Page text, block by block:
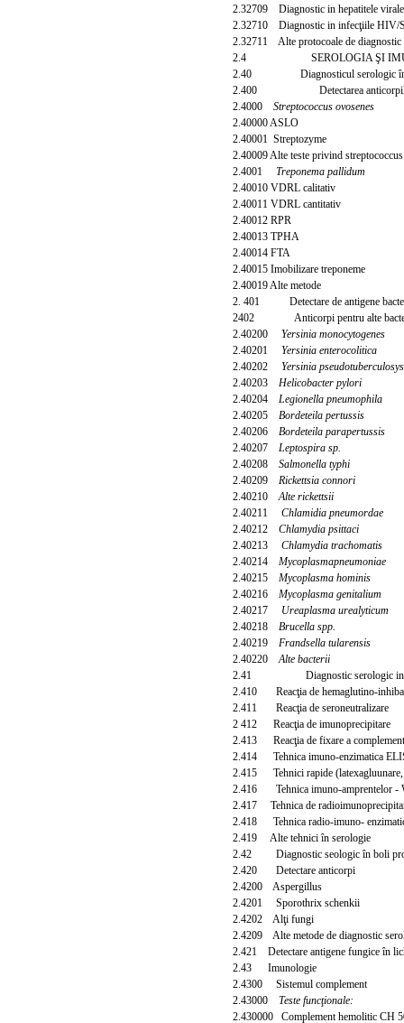
2.32709 Diagnostic in hepatitele virale
2.32710 Diagnostic in infecţiile HIV/
2.32711 Alte protocoale de
2.4 SEROLOGIA ŞI
2.40 Diagnosticul serologic în
2.400 Detectarea
2.4000 Streptococcus ovosenes
2.40000 ASLO
2.40001 Streptozyme
2.40009 Alte teste privind
2.4001 Treponema pallidum
2.40010 VDRL calitativ
2.40011 VDRL cantitativ
2.40012 RPR
2.40013 TPHA
2.40014 FTA
2.40015 Imobilizare treponeme
2.40019 Alte metode
2. 401 Detectare de antigene
2402 Anticorpi pentru alte
2.40200 Yersinia monocytogenes
2.40201 Yersinia enterocolitica
2.40202 Yersinia pseudotuberculosys
2.40203 Helicobacter pylori
2.40204 Legionella pneumophila
2.40205 Bordeteila pertussis
2.40206 Bordeteila parapertussis
2.40207 Leptospira sp.
2.40208 Salmonella typhi
2.40209 Rickettsia connori
2.40210 Alte rickettsii
2.40211 Chlamidia pneumordae
2.40212 Chlamydia psittaci
2.40213 Chlamydia trachomatis
2.40214 Mycoplasmapneumoniae
2.40215 Mycoplasma hominis
2.40216 Mycoplasma genitalium
2.40217 Ureaplasma urealyticum
2.40218 Brucella spp.
2.40219 Frandsella tularensis
2.40220 Alte bacterii
2.41 Diagnostic serologic in
2.410 Reacţia de hemaglutino-
2.411 Reacţia de seroneutralizare
2 412 Reacţia de imunoprecipitare
2.413 Reacţia de fixare a
2.414 Tehnica imuno-enzimatica
2.415 Tehnici rapide (latexagluunare,
2.416 Tehnica imuno-amprentelor -
2.417 Tehnica de
2.418 Tehnica radio-imuno-
2.419 Alte tehnici în serologie
2.42 Diagnostic seologic în boli
2.420 Detectare anticorpi
2.4200 Aspergillus
2.4201 Sporothrix schenkii
2.4202 Alţi fungi
2.4209 Alte metode de diagnostic
2.421 Detectare antigene fungice în
2.43 Imunologie
2.4300 Sistemul complement
2.43000 Teste funcţionale:
2.430000 Complement hemolitic CH